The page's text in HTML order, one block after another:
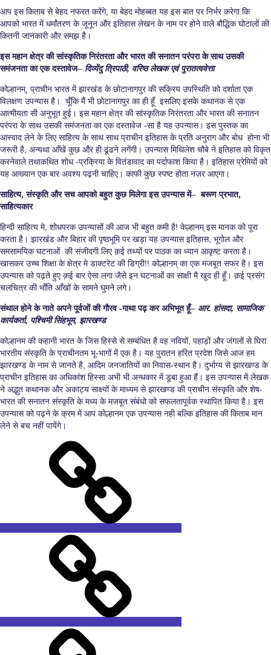
आप इस किताब से बेहद नफरत करेंगे, या बेहद मोहब्बत यह इस बात पर निर्भर करेगा कि
आपको भारत में धर्मांतरण के जूनून और इतिहास लेखन के नाम पर होने वाले बौद्धिक घोटालों की
कितनी जानकारी और समझ है।
इस महान क्षेत्र की सांस्कृतिक निरंतरता और भारत की सनातन परंपरा के साथ उसकी
समंजनता का एक दस्तावेज– दिव्येंदु त्रिपाठी, वरिष्ठ लेखक एवं पुरातत्ववेत्ता
कोल्हानम्, प्राचीन भारत में झारखंड के छोटानागपुर की सक्रिय उपस्थिति को दर्शाता एक
विलक्षण उपन्यास है। चूँकि मैं भी छोटानागपुर का ही हूँ इसलिए इसके कथानक से एक
आत्मीयता सी अनुभूत हुई। इस महान क्षेत्र की सांस्कृतिक निरंतरता और भारत की सनातन
परंपरा के साथ उसकी समंजनता का एक दस्तावेज -सा है यह उपन्यास। इस पुस्तक का
आस्वाद लेने के लिए साहित्य के साथ साथ प्राचीन इतिहास के प्रति अनुराग और बोध होना भी
जरूरी है, अन्यथा आँखें कुछ और ही ढूंढने लगेंगी। उपन्यास मिथिलेश चौबे ने इतिहास को विकृत
करनेवाले तथाकथित शोध -प्रक्रिया के वितंडावाद का पर्दाफाश किया है। इतिहास प्रेमियों को
यह आख्यान एक बार अवश्य पढ़नी चाहिए। काफी कुछ स्पष्ट होता नज़र आएगा।
साहित्य, संस्कृति और सच आपको बहुत कुछ मिलेगा इस उपन्यास में– बरूण प्रभात,
साहित्यकार
हिन्दी साहित्य मे, शोधपरक उपन्यासों की आज भी बहुत कमी है! केल्हानम् इस मानक को पूरा
करता है। झारखंड और बिहार की पृष्ठभूमि पर खड़ा यह उपन्यास इतिहास, भूगोल और
समसामयिक घटनाओं की संजीदगी लिए क़ई तथ्यों पर पाठक का ध्यान आकृष्ट करता है।
खासकर उच्च शिक्षा के क्षेत्र मे डाक्टरेट की डिग्री!! कोल्हानम् का एक मजबूत सफर है। इस
उपन्यास को पढ़ते हुए क़ई बार ऐसा लगा जैसे इन घटनाओं का साक्षी मै खुद ही हूँ। क़ई प्रसंग
चलचित्र की भाँति आँखों के सामने घुमने लगे।
संथाल होने के नाते अपने पूर्वजों की गौरव -गाथा पढ़ कर अभिभूत हूँ– आर. हांसदा, सामाजिक
कार्यकर्ता, पश्चिमी सिंहभूम, झारखण्ड
कोल्हानम की कहानी भारत के जिस हिस्से से सम्बंधित है वह नदियों, पहाड़ों और जंगलों से घिरा
भारतीय संस्कृति के प्राचीनतम भू-भागों में एक है। यह पुरातन हरित प्रदेश जिसे आज हम
झारखण्ड के नाम से जानते है, आदिम जनजातियों का निवास-स्थान है। दुर्भाग्य से झारखण्ड के
प्राचीन इतिहास का अधिकांश हिस्सा अभी भी अन्धकार में डूबा हुआ हैं। इस उपन्यास में लेखक
ने अद्भुत कथानक और अकाट्य साक्ष्यों के माध्यम से झारखण्ड की प्राचीन संस्कृति और शेष-
भारत की सनातन संस्कृति के मध्य के मजबूत संबंधो को सफलतापूर्वक स्थापित किया है। इस
उपन्यास को पढ़ने के क्रम में आप कोल्हानम एक उपन्यास नही बल्कि इतिहास की किताब मान
लेने से बच नहीं पायेंगे।